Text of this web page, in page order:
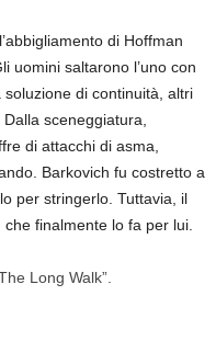
di Hoffman
uomini saltarono l’uno con
soluzione di continuità, altri
sceneggiatura,
di attacchi di asma,
Barkovich fu costretto a
per stringerlo. Tuttavia, il
finalmente lo fa per lui.
Long Walk”.